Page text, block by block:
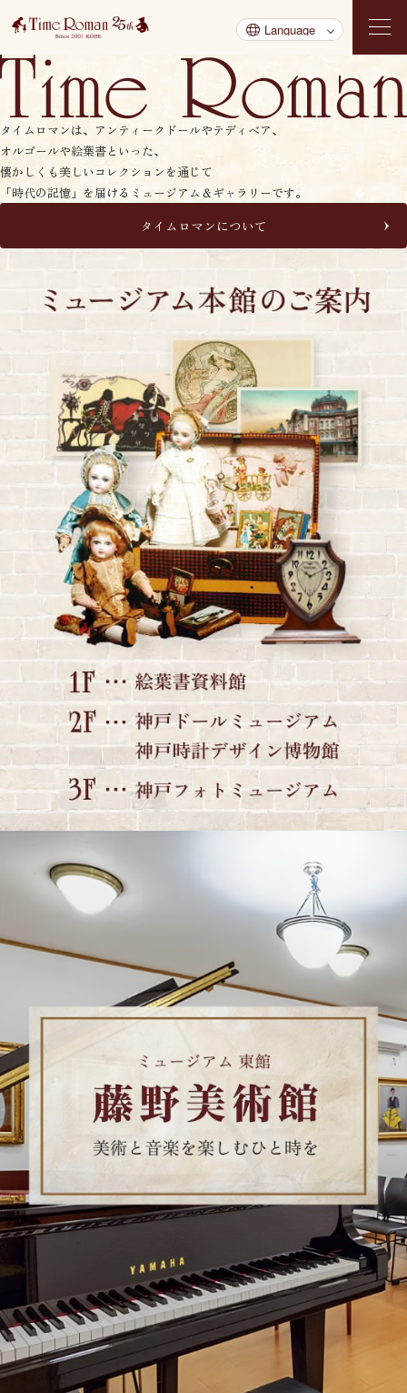
タイムロマンは、アンティークドールやテディベア、
オルゴールや絵葉書といった、
懐かしくも美しいコレクションを通じて
「時代の記憶」を届けるミュージアム＆ギャラリーです。
タイムロマンについて